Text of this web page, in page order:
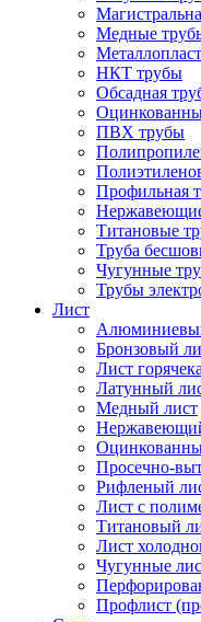
Медные
НКТ трубы
Обсадная
ПВХ трубы
Профильная
Титановые
Труба
Чугунные
Трубы
Лист
Бронзовый
Лист
Латунный
Медный лист
Просечно-
Рифленый
Лист с
Титановый
Лист
Чугунные
Профлист